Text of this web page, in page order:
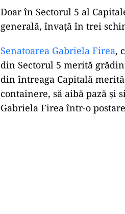
Doar în Sectorul 5 al
generală, învață în trei
Senatoarea Gabriela Firea,
din Sectorul 5 merită
din întreaga Capitală
containere, să aibă pază și
Gabriela Firea într-o